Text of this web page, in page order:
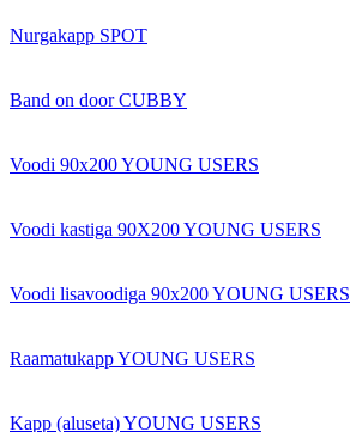
Nurgakapp SPOT
Band on door CUBBY
Voodi 90x200 YOUNG USERS
Voodi kastiga 90X200 YOUNG USERS
Voodi lisavoodiga 90x200 YOUNG USERS
Raamatukapp YOUNG USERS
Kapp (aluseta) YOUNG USERS